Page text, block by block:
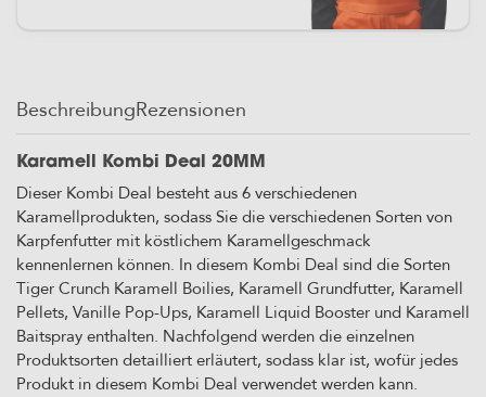
BeschreibungRezensionen
Karamell Kombi Deal 20MM
Dieser Kombi Deal besteht aus 6 verschiedenen
Karamellprodukten, sodass Sie die verschiedenen Sorten von
Karpfenfutter mit köstlichem Karamellgeschmack
kennenlernen können. In diesem Kombi Deal sind die Sorten
Tiger Crunch Karamell Boilies, Karamell Grundfutter, Karamell
Pellets, Vanille Pop-Ups, Karamell Liquid Booster und Karamell
Baitspray enthalten. Nachfolgend werden die einzelnen
Produktsorten detailliert erläutert, sodass klar ist, wofür jedes
Produkt in diesem Kombi Deal verwendet werden kann.